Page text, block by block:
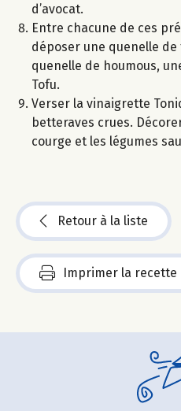
d’avocat.
Entre chacune de ces
déposer une quenelle de
quenelle de houmous,
Tofu.
Verser la vinaigrette
betteraves crues.
courge et les légumes
Retour à la liste
Imprimer la recette